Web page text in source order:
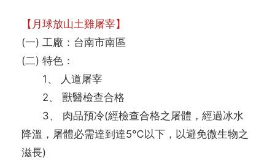
【月球放山土雞屠宰】
(一) 工廠：台南市南區
(二) 特色：
1、 人道屠宰
2、 獸醫檢查合格
3、 肉品預冷(經檢查合格之屠體，經過冰水
降溫，屠體必需達到達5℃以下，以避免微生物之
滋長)